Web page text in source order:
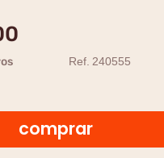
Ref. 240555
comprar